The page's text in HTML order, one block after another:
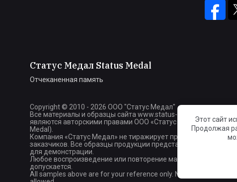
Статус Медал Status Medal
Отчеканенная память
Copyright © 2010 - 2026 ООО "Статус Медал"
Все материалы и образцы сайта www.status-medal.com
являются авторскими правами ООО «Статус Медал» (Status
Medal).
Компания «Статус Медал» не тиражирует продукцию своих
заказчиков. Все образцы продукции представлены только
для демонстрации.
Любое воспроизведение или повторение материалов не
допускается.
All samples above are for your reference only. No reproduction is
Этот сайт
Продолжая